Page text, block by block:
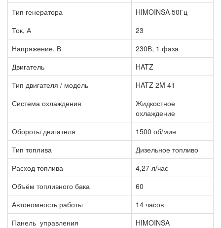
Тип генератора
HIMOINSA 50Гц
Ток, А
23
Напряжение, В
230В, 1 фаза
Двигатель
HATZ
Тип двигателя / модель
HATZ 2M 41
Система охлаждения
Жидкостное
охлаждение
Обороты двигателя
1500 об/мин
Тип топлива
Дизельное топливо
Расход топлива
4,27 л/час
Объём топливного бака
60
Автономность работы
14 часов
Панель управления
HIMOINSA